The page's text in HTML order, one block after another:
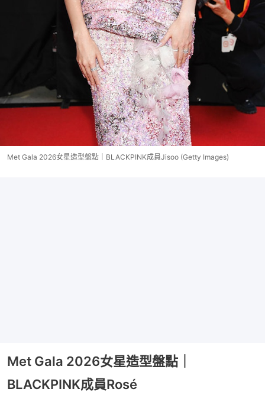
Met Gala 2026女星造型盤點｜BLACKPINK成員Jisoo (Getty Images)
Met Gala 2026女星造型盤點｜
BLACKPINK成員Rosé